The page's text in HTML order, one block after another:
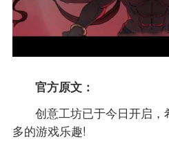
官方原文：
创意工坊已于今日开启
多的游戏乐趣!